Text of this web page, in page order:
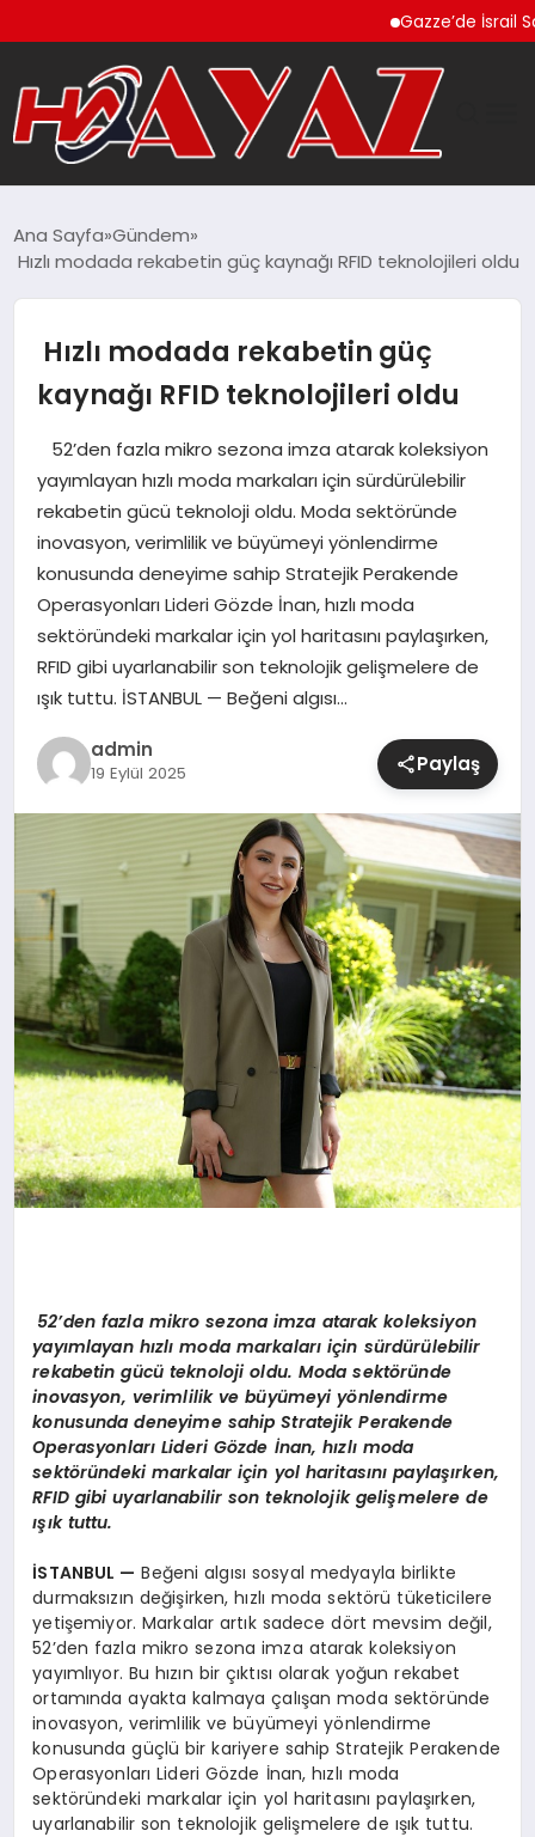
Gazze’de İsrail
EĞITIM
EKONOMI
TEKNOLOJI
YAŞAM
Ana Sayfa Gündem
Hızlı modada rekabetin güç kaynağı RFID teknolojileri oldu
Hızlı modada rekabetin güç
kaynağı RFID teknolojileri oldu
52’den fazla mikro sezona imza atarak koleksiyon
yayımlayan hızlı moda markaları için sürdürülebilir
rekabetin gücü teknoloji oldu. Moda sektöründe
inovasyon, verimlilik ve büyümeyi yönlendirme
konusunda deneyime sahip Stratejik Perakende
Operasyonları Lideri Gözde İnan, hızlı moda
sektöründeki markalar için yol haritasını paylaşırken,
RFID gibi uyarlanabilir son teknolojik gelişmelere de
ışık tuttu. İSTANBUL — Beğeni algısı…
admin
19 Eylül 2025 Paylaş
52’den fazla mikro sezona imza atarak koleksiyon
yayımlayan hızlı moda markaları için sürdürülebilir
rekabetin gücü teknoloji oldu. Moda sektöründe
inovasyon, verimlilik ve büyümeyi yönlendirme
konusunda deneyime sahip Stratejik Perakende
Operasyonları Lideri Gözde İnan, hızlı moda
sektöründeki markalar için yol haritasını paylaşırken,
RFID gibi uyarlanabilir son teknolojik gelişmelere de
ışık tuttu.
İSTANBUL — Beğeni algısı sosyal medyayla birlikte
durmaksızın değişirken, hızlı moda sektörü tüketicilere
yetişemiyor. Markalar artık sadece dört mevsim değil,
52’den fazla mikro sezona imza atarak koleksiyon
yayımlıyor. Bu hızın bir çıktısı olarak yoğun rekabet
ortamında ayakta kalmaya çalışan moda sektöründe
inovasyon, verimlilik ve büyümeyi yönlendirme
konusunda güçlü bir kariyere sahip Stratejik Perakende
Operasyonları Lideri Gözde İnan, hızlı moda
sektöründeki markalar için yol haritasını paylaşırken,
uyarlanabilir son teknolojik gelişmelere de ışık tuttu.